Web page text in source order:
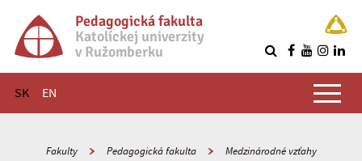
Pedagogická fakulta
Katolíckej univerzity
v Ružomberku
SK EN
Hlavné menu
Fakulty Pedagogická fakulta Medzinárodné vzťahy